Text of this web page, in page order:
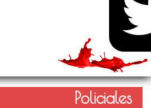
Policiales